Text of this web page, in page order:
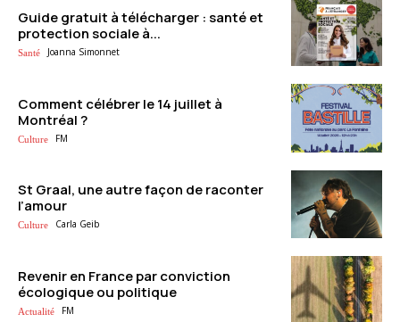
Guide gratuit à télécharger : santé et
protection sociale à...
Santé Joanna Simonnet
Comment célébrer le 14 juillet à
Montréal ?
Culture FM
St Graal, une autre façon de raconter
l’amour
Culture Carla Geib
Revenir en France par conviction
écologique ou politique
Actualité FM